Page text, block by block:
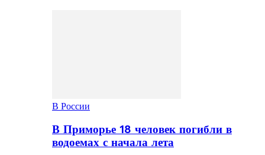
В России
В Приморье 18 человек погибли в
водоемах с начала лета